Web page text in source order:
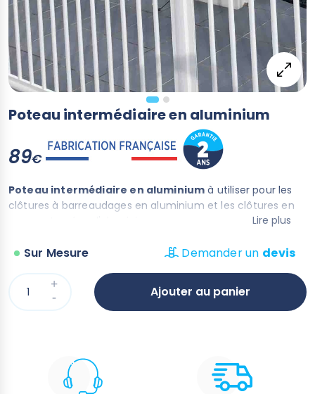
Poteau intermédiaire en aluminium
89€
Poteau intermédiaire en aluminium à utiliser pour les
clôtures à barreaudages en aluminium et les clôtures en
aluminium Lacanau ou panneaux verre -aluminium
Lire plus
Sur Mesure Demander un devis
Ajouter au panier